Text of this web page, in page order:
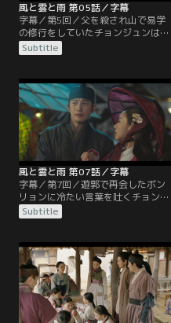
風と雲と雨 第05話／字幕
字幕／第5回／父を殺され山で易学
の修行をしていたチョンジュンは生
まれ変わって都に出てくるが、そこ
で調子のいい男ヨン・パルヨンと知
宗を見舞い、複雑な想いに捉われる
ボンリョン。彼女はキム一族から次
の国王を見つけるように命令され
る。一方、チョンジュンはパルヨン
に誘われ訪れた賭場で、派手に遊ぶ
興宣君と出会う…。
Subtitle
風と雲と雨 第07話／字幕
字幕／第7回／遊郭で再会したボン
リョンに冷たい言葉を吐くチョンジ
ュン。だが、ボンリョンは彼が無事
でいたことを密かに感謝するのだっ
趙大妃も時期国王選びに介入し、
イ・ハジョンを哲宗に紹介する。一
方、ボンリョンはジャヨンを捜すた
めに遊郭に潜入することを計画し、
そのためにジャグンの愛妾ナハプに
接近するが…。
Subtitle